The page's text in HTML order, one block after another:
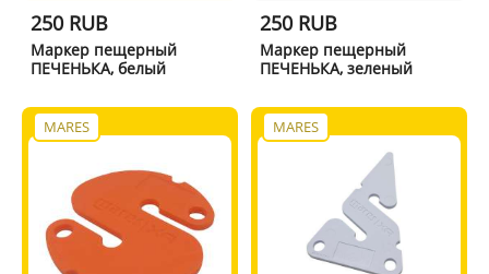
250 RUB
Маркер пещерный
ПЕЧЕНЬКА, белый
250 RUB
Маркер пещерный
ПЕЧЕНЬКА, зеленый
MARES MARES